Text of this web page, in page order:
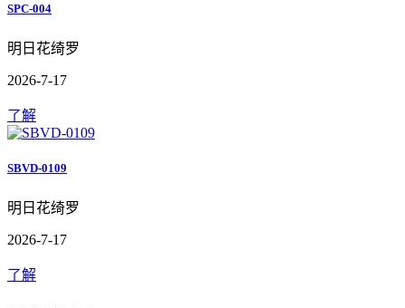
SPC-004
明日花绮罗
2026-7-17
了解
SBVD-0109
明日花绮罗
2026-7-17
了解